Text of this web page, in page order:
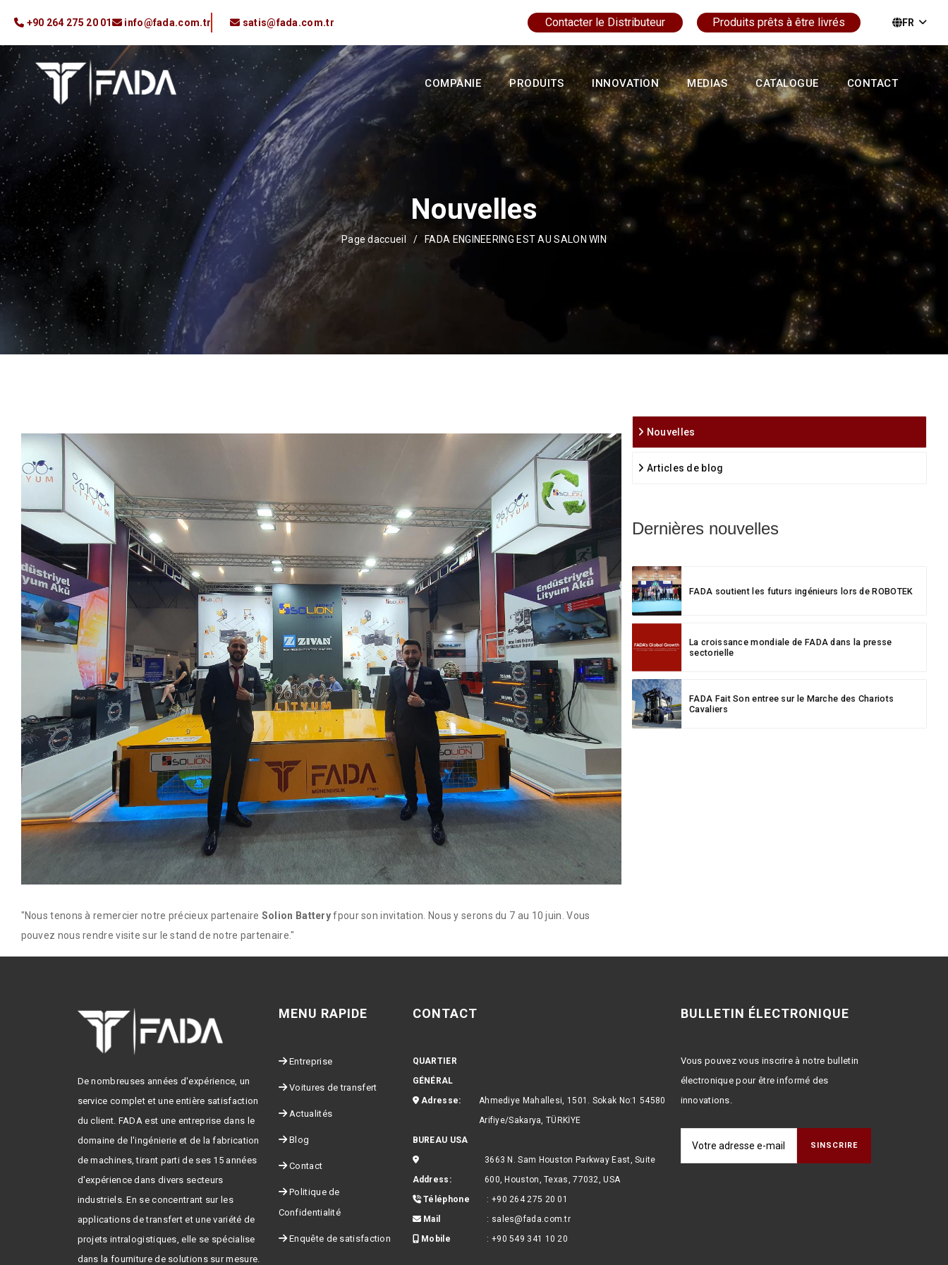
Contacter le Distributeur Produits prêts à être livrés FR
+90 264 275 20 01 info@fada.com.tr satis@fada.com.tr
COMPANIE PRODUITS INNOVATION MEDIAS CATALOGUE CONTACT
Nouvelles
Page daccueil / FADA ENGINEERING EST AU SALON WIN
"Nous tenons à remercier notre précieux partenaire Solion Batteryfpour son invitation. Nous y serons du 7 au 10 juin. Vous
pouvez nous rendre visite sur le stand de notre partenaire."
Nouvelles
Articles de blog
Dernières nouvelles
FADA soutient les futurs ingénieurs lors de ROBOTEK
La croissance mondiale de FADA dans la presse
sectorielle
FADA Fait Son entree sur le Marche des Chariots
Cavaliers
De nombreuses années d'expérience, un
service complet et une entière satisfaction
du client. FADA est une entreprise dans le
domaine de l'ingénierie et de la fabrication
de machines, tirant parti de ses 15 années
d'expérience dans divers secteurs
industriels. En se concentrant sur les
applications de transfert et une variété de
projets intralogistiques, elle se spécialise
dans la fourniture de solutions sur mesure.
MENU RAPIDE
Entreprise
Voitures de transfert
Actualités
Blog
Contact
Politique de
Confidentialité
Enquête de satisfaction
CONTACT
QUARTIER
GÉNÉRAL
Adresse:
Ahmediye Mahallesi, 1501. Sokak No:1 54580
Arifiye/Sakarya, TÜRKİYE
BUREAU USA
Address:
3663 N. Sam Houston Parkway East, Suite
600, Houston, Texas, 77032, USA
Téléphone
: +90 264 275 20 01
Mail
: sales@fada.com.tr
Mobile
: +90 549 341 10 20
BULLETIN ÉLECTRONIQUE
Vous pouvez vous inscrire à notre bulletin
électronique pour être informé des
innovations.